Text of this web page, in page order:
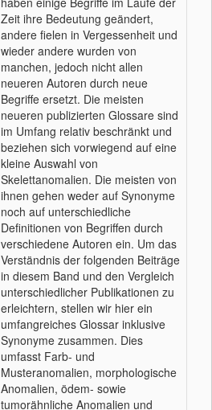
Zeit ihre Bedeutung geändert,
andere fielen in Vergessenheit und
wieder andere wurden von
manchen, jedoch nicht allen
neueren Autoren durch neue
Begriffe ersetzt. Die meisten
neueren publizierten Glossare sind
im Umfang relativ beschränkt und
beziehen sich vorwiegend auf eine
kleine Auswahl von
Skelettanomalien. Die meisten von
ihnen gehen weder auf Synonyme
noch auf unterschiedliche
Definitionen von Begriffen durch
verschiedene Autoren ein. Um das
Verständnis der folgenden Beiträge
in diesem Band und den Vergleich
unterschiedlicher Publikationen zu
erleichtern, stellen wir hier ein
umfangreiches Glossar inklusive
Synonyme zusammen. Dies
umfasst Farb- und
Musteranomalien, morphologische
Anomalien, ödem- sowie
tumorähnliche Anomalien und